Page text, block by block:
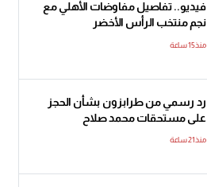
فيديو.. تفاصيل مفاوضات الأهلي مع
نجم منتخب الرأس الأخضر
منذ15 ساعة
رد رسمي من طرابزون بشأن الحجز
على مستحقات محمد صلاح
منذ21 ساعة